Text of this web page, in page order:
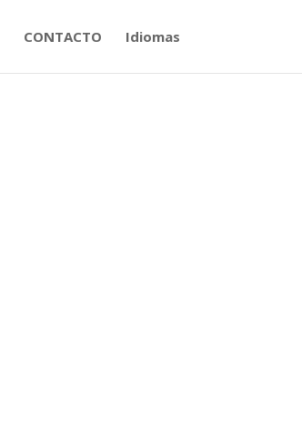
CONTACTO Idiomas